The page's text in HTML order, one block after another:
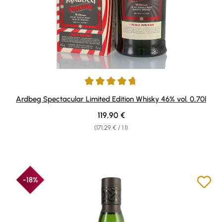
Average rating of 4.67 out of 5 stars
Ardbeg Spectacular Limited Edition Whisky 46% vol. 0,70l
(171,29 € / 1 l)
Regular price:
119,90 €
-18%